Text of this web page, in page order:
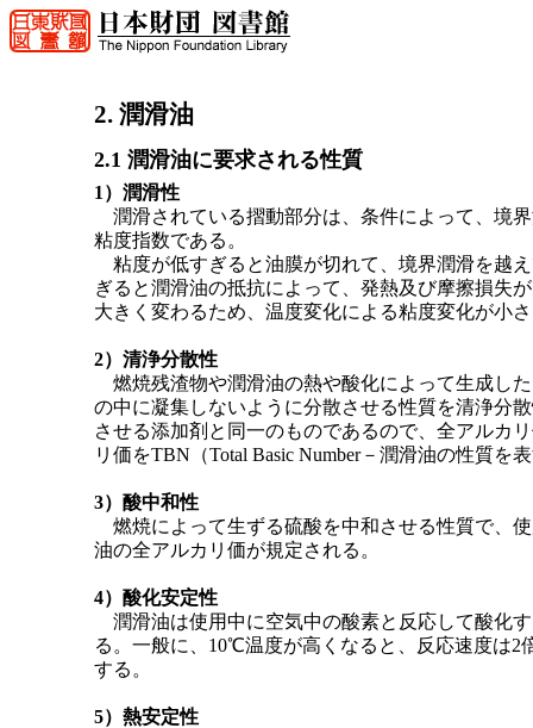
2. 潤滑油
2.1 潤滑油に要求される性質
1）潤滑性
潤滑されている摺動部分は、条件によって、境
粘度指数である。
粘度が低すぎると油膜が切れて、境界潤滑を越
ぎると潤滑油の抵抗によって、発熱及び摩擦損失
大きく変わるため、温度変化による粘度変化が小
2）清浄分散性
燃焼残渣物や潤滑油の熱や酸化によって生成し
の中に凝集しないように分散させる性質を清浄分
させる添加剤と同一のものであるので、全アルカ
リ価をTBN（Total Basic Number－潤滑油の性質を
3）酸中和性
燃焼によって生ずる硫酸を中和させる性質で、
油の全アルカリ価が規定される。
4）酸化安定性
潤滑油は使用中に空気中の酸素と反応して酸化
る。一般に、10℃温度が高くなると、反応速度は
する。
5）熱安定性